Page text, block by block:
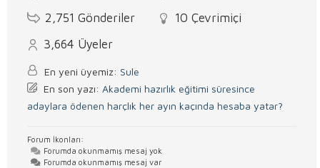
2,751 Gönderiler 10 Çevrimiçi
3,664 Üyeler
En yeni üyemiz: Sule
En son yazı: Akademi hazırlık eğitimi süresince
adaylara ödenen harçlık her ayın kaçında hesaba yatar?
Forum İkonları:
Forumda okunmamış mesaj yok
Forumda okunmamış mesaj var